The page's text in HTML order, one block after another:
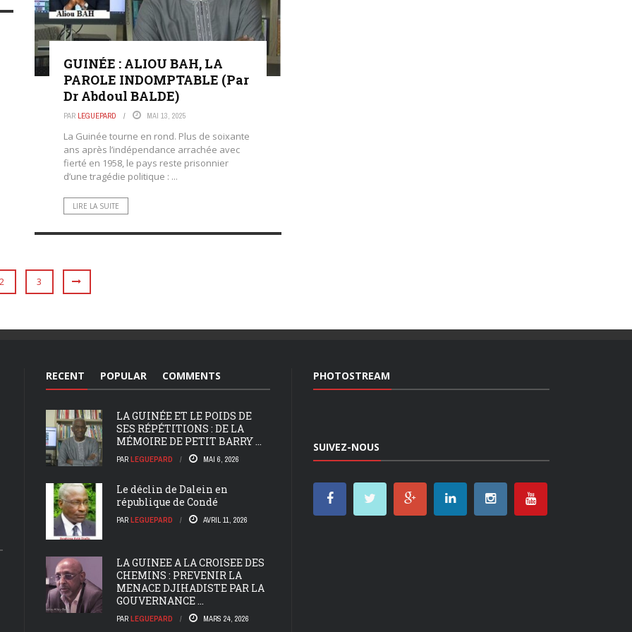
GUINÉE : ALIOU BAH, LA
PAROLE INDOMPTABLE (Par
Dr Abdoul BALDE)
PAR LEGUEPARD MAI 13, 2025
La Guinée tourne en rond. Plus de soixante
ans après l’indépendance arrachée avec
fierté en 1958, le pays reste prisonnier
d’une tragédie politique : ...
LIRE LA SUITE
2 3
RECENT POPULAR COMMENTS
LA GUINÉE ET LE POIDS DE
SES RÉPÉTITIONS : DE LA
MÉMOIRE DE PETIT BARRY ...
PAR LEGUEPARD MAI 6, 2026
Le déclin de Dalein en
république de Condé
PAR LEGUEPARD AVRIL 11, 2026
LA GUINEE A LA CROISEE DES
CHEMINS : PREVENIR LA
MENACE DJIHADISTE PAR LA
GOUVERNANCE ...
PAR LEGUEPARD MARS 24, 2026
PHOTOSTREAM
SUIVEZ-NOUS